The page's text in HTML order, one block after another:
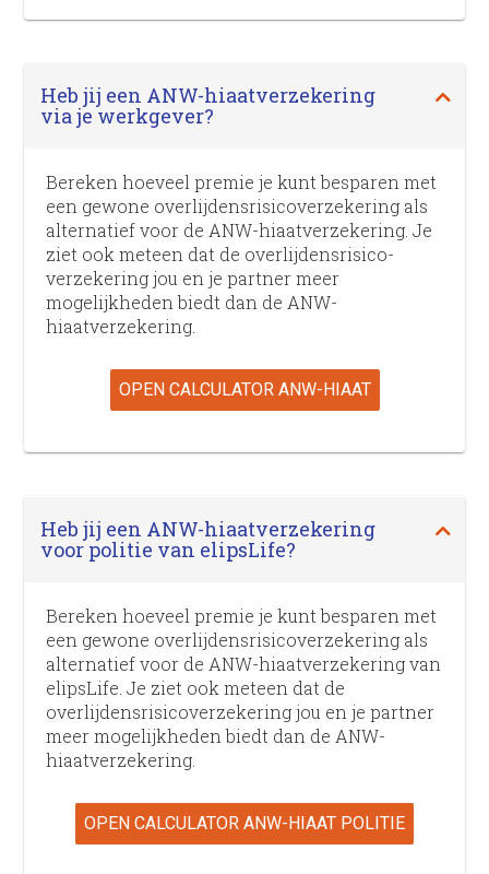
Heb jij een ANW-hiaatverzekering
via je werkgever?
Bereken hoeveel premie je kunt besparen met
een gewone overlijdens­risico­verzekering als
alternatief voor de ANW-hiaatverzekering. Je
ziet ook meteen dat de overlijdens­risico­
verzekering jou en je partner meer
mogelijkheden biedt dan de ANW-
hiaatverzekering.
OPEN CALCULATOR ANW-HIAAT
Heb jij een ANW-hiaatverzekering
voor politie van elipsLife?
Bereken hoeveel premie je kunt besparen met
een gewone overlijdens­risico­verzekering als
alternatief voor de ANW-hiaatverzekering van
elipsLife. Je ziet ook meteen dat de
overlijdens­risico­verzekering jou en je partner
meer mogelijkheden biedt dan de ANW-
hiaatverzekering.
OPEN CALCULATOR ANW-HIAAT POLITIE